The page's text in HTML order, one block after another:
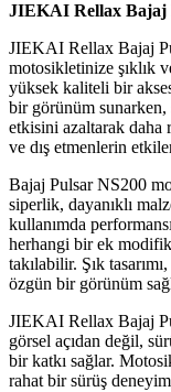
JIEKAI Rellax Bajaj
JIEKAI Rellax Bajaj
motosikletinize şıklık
yüksek kaliteli bir
bir görünüm sunarken,
etkisini azaltarak daha
ve dış etmenlerin
Bajaj Pulsar NS200
siperlik, dayanıklı
kullanımda
herhangi bir ek
takılabilir. Şık
özgün bir görünüm
JIEKAI Rellax Bajaj
görsel açıdan değil,
bir katkı sağlar.
rahat bir sürüş